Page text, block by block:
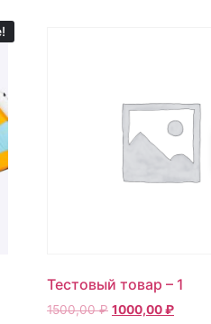
Тестовый товар – 1
1500,00₽ 1000,00₽